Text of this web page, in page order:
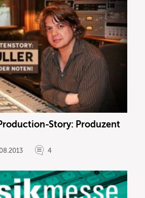
Story: Produzent
4